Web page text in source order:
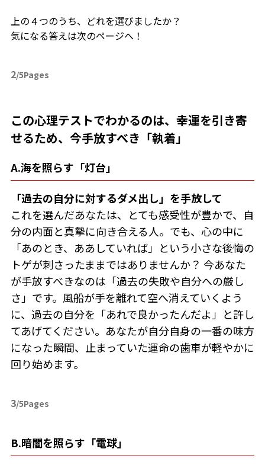
上の４つのうち、どれを選びましたか？
気になる答えは次のページへ！
2/5Pages
この心理テストでわかるのは、幸運を引き寄
せるため、今手放すべき「執着」
A.海を照らす「灯台」
「過去の自分に対するダメ出し」を手放して
これを選んだあなたは、とても感受性が豊かで、自
分の内面と真摯に向き合える人。でも、心の中に
「あのとき、ああしていれば」という小さな後悔の
トゲが刺さったままではありませんか？ 今あなた
が手放すべきなのは「過去の失敗や自分への厳し
さ」です。風船が手を離れて空へ消えていくよう
に、過去の自分を「あれで良かったんだよ」と許し
てあげてください。あなたが自分自身の一番の味方
になった瞬間、止まっていた運命の歯車が軽やかに
回り始めます。
3/5Pages
B.暗闇を照らす「電球」